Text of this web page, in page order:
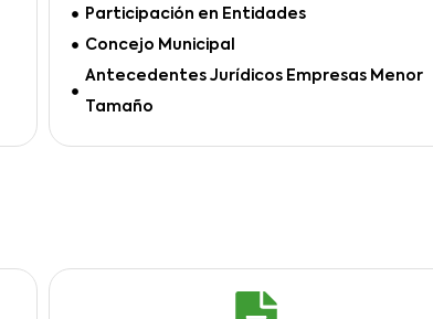
Participación en Entidades
Concejo Municipal
Antecedentes Jurídicos Empresas Menor
Tamaño